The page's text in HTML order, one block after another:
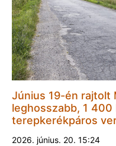
Június 19-én rajtolt
leghosszabb, 1
terepkerékpáros
2026. június. 20. 15:24